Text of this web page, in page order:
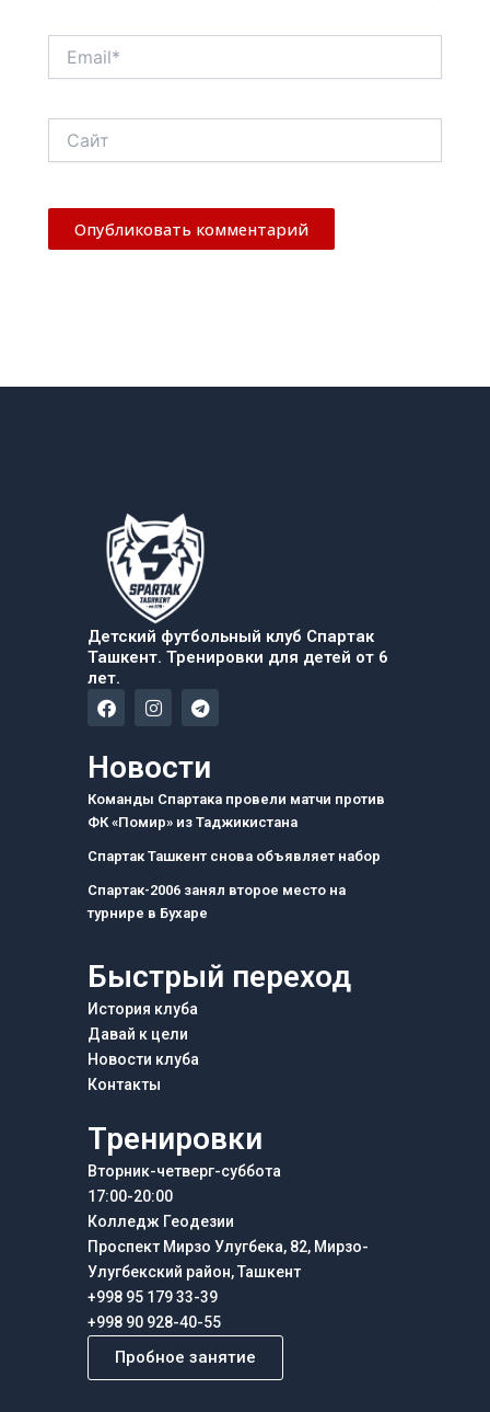
Детский футбольный клуб Спартак
Ташкент. Тренировки для детей от 6
лет.
F
a
e
b
o
k
I
n
a
g
r
a
m
T
e
g
a
m
Новости
Команды Спартака провели матчи против
ФК «Помир» из Таджикистана
Спартак Ташкент снова объявляет набор
Спартак-2006 занял второе место на
турнире в Бухаре
Быстрый переход
История клуба
Давай к цели
Новости клуба
Контакты
Тренировки
Вторник-четверг-суббота
17:00-20:00
Колледж Геодезии
Проспект Мирзо Улугбека, 82, Мирзо-
Улугбекский район, Ташкент
+998 95 179 33-39
+998 90 928-40-55
Пробное занятие